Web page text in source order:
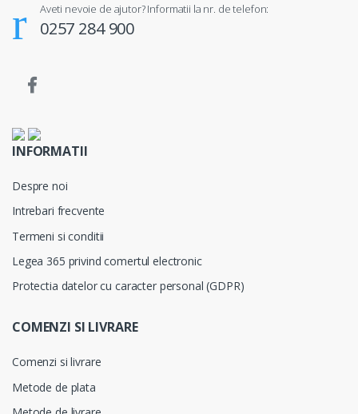
Aveti nevoie de ajutor? Informatii la nr. de telefon:
0257 284 900
INFORMATII
Despre noi
Intrebari frecvente
Termeni si conditii
Legea 365 privind comertul electronic
Protectia datelor cu caracter personal (GDPR)
COMENZI SI LIVRARE
Comenzi si livrare
Metode de plata